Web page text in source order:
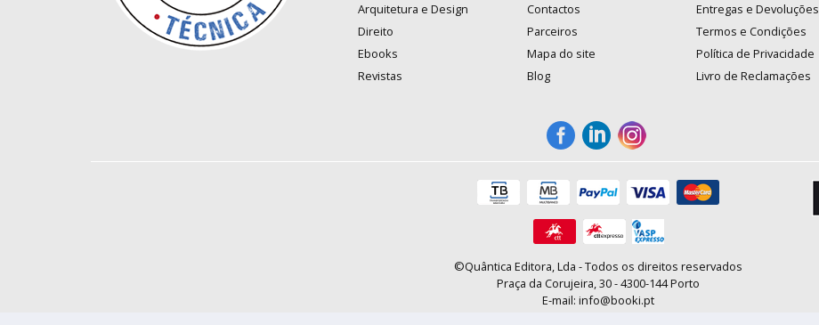
Arquitetura e Design
Direito
Ebooks
Revistas
Contactos
Parceiros
Mapa do site
Blog
Entregas e Devoluções
Termos e Condições
Política de Privacidade
Livro de Reclamações
©Quântica Editora, Lda - Todos os direitos reservados
Praça da Corujeira, 30 - 4300-144 Porto
E-mail: info@booki.pt